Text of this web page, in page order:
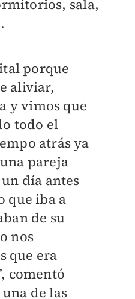
sala,
porque
aliviar,
y vimos que
todo el
atrás ya
pareja
día antes
que iba a
de su
nos
que era
comentó
de las